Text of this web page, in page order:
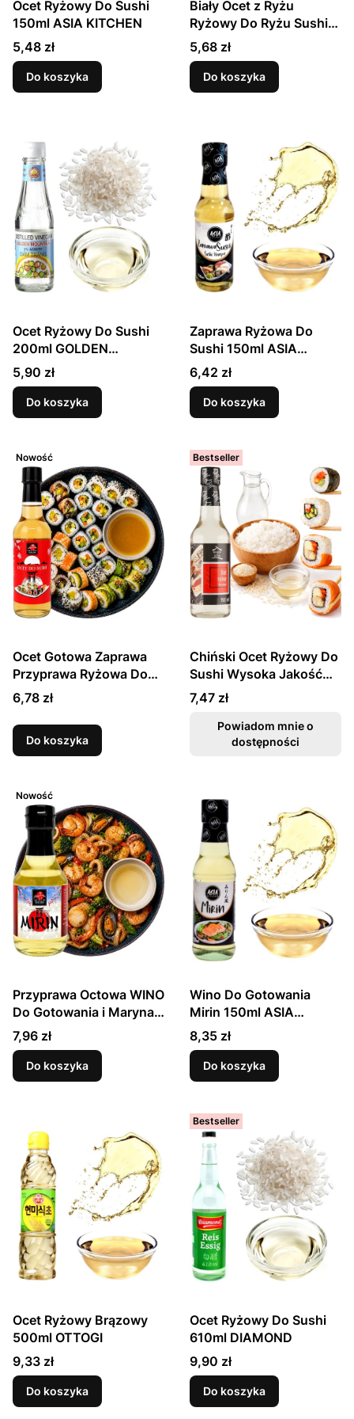
Ocet Ryżowy Do Sushi
150ml ASIA KITCHEN
Cena
5,48 zł
Do koszyka
Biały Ocet z Ryżu
Ryżowy Do Ryżu Sushi
Sałatek i Marynat 150ml
MR. MING
Cena
5,68 zł
Do koszyka
Ocet Ryżowy Do Sushi
200ml GOLDEN
MOUNTAIN
Cena
5,90 zł
Do koszyka
Zaprawa Ryżowa Do
Sushi 150ml ASIA
KITCHEN
Cena
6,42 zł
Do koszyka
Nowość
Ocet Gotowa Zaprawa
Przyprawa Ryżowa Do
Sushi i Japońskich
Potraw 150ml SAKURA
Cena
6,78 zł
Do koszyka
Bestseller
Chiński Ocet Ryżowy Do
Sushi Wysoka Jakość
Do Potraw i Sałatek
150ml HOUSE OF ASIA
Cena
7,47 zł
Powiadom mnie o
dostępności
Nowość
Przyprawa Octowa WINO
Do Gotowania i Marynat
MIRIN Podkreśla Smak
200ml SAKURA
Cena
7,96 zł
Do koszyka
Wino Do Gotowania
Mirin 150ml ASIA
KITCHEN
Cena
8,35 zł
Do koszyka
Ocet Ryżowy Brązowy
500ml OTTOGI
Cena
9,33 zł
Do koszyka
Bestseller
Ocet Ryżowy Do Sushi
610ml DIAMOND
Cena
9,90 zł
Do koszyka